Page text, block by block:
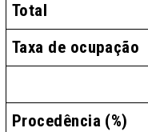
Total
Taxa de ocupação
Procedência (%)